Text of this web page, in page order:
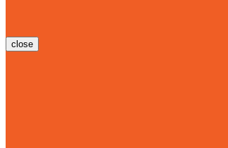
close